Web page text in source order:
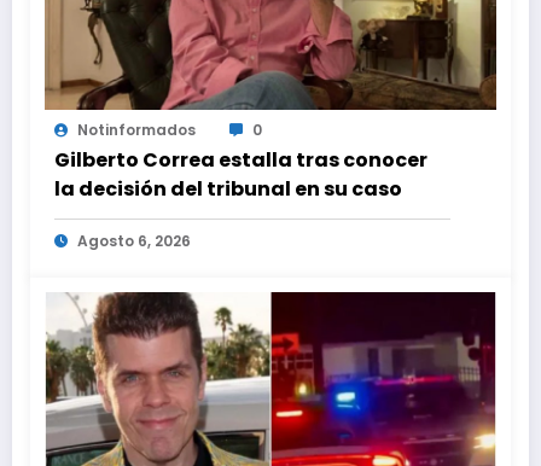
Notinformados 0
Gilberto Correa estalla tras conocer
la decisión del tribunal en su caso
Agosto 6, 2026